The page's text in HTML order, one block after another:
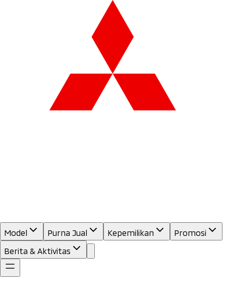
Model Purna Jual Kepemilikan
Promosi
Berita & Aktivitas